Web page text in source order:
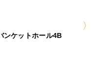
ンケットホール4B